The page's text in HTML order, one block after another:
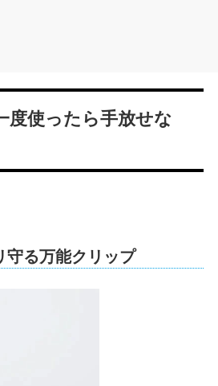
度使ったら手放せな
守る万能クリップ